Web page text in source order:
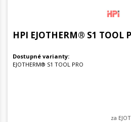
HPI EJOTHERM® S1 TOOL
Dostupné varianty:
EJOTHERM® S1 TOOL PRO
za